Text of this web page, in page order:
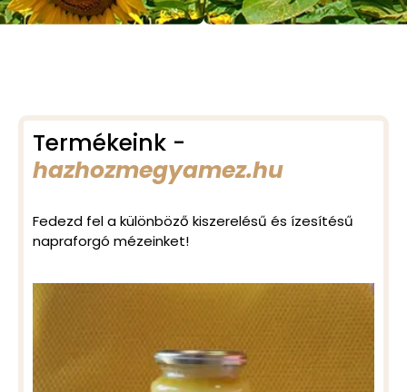
Termékeink -
hazhozmegyamez.hu
Fedezd fel a különböző kiszerelésű és ízesítésű
napraforgó mézeinket!